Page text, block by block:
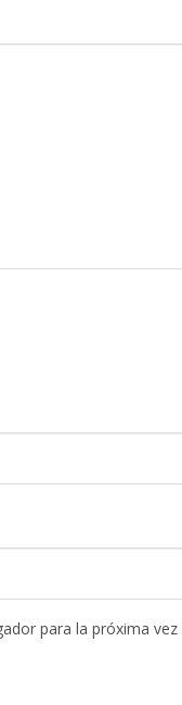
para la próxima